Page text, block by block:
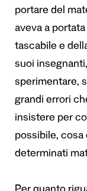
portare del
aveva a
tascabile e
suoi
sperimentare,
grandi errori
insistere per
possibile, cosa
determinati